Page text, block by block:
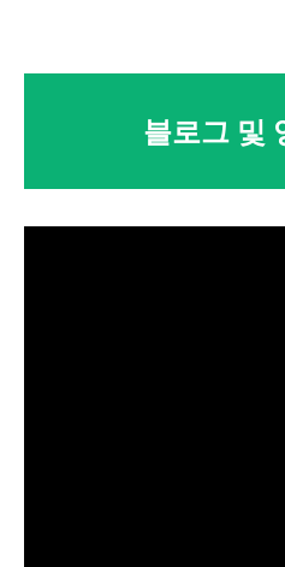
블로그 및